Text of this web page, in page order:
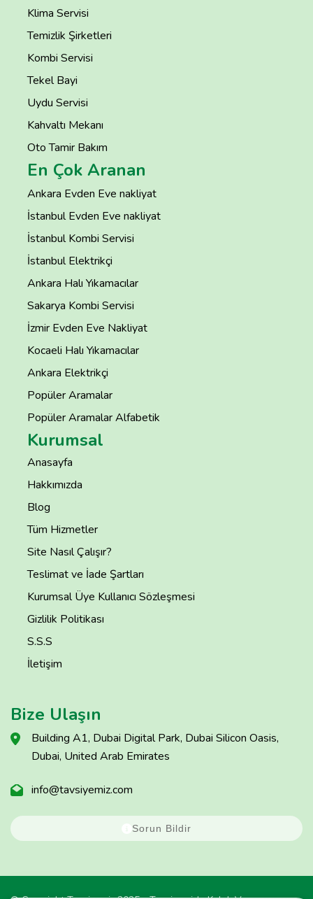
Klima Servisi
Temizlik Şirketleri
Kombi Servisi
Tekel Bayi
Uydu Servisi
Kahvaltı Mekanı
Oto Tamir Bakım
En Çok Aranan
Ankara Evden Eve nakliyat
İstanbul Evden Eve nakliyat
İstanbul Kombi Servisi
İstanbul Elektrikçi
Ankara Halı Yıkamacılar
Sakarya Kombi Servisi
İzmir Evden Eve Nakliyat
Kocaeli Halı Yıkamacılar
Ankara Elektrikçi
Popüler Aramalar
Popüler Aramalar Alfabetik
Kurumsal
Anasayfa
Hakkımızda
Blog
Tüm Hizmetler
Site Nasıl Çalışır?
Teslimat ve İade Şartları
Kurumsal Üye Kullanıcı Sözleşmesi
Gizlilik Politikası
S.S.S
İletişim
Bize Ulaşın
Building A1, Dubai Digital Park, Dubai Silicon Oasis,
Dubai, United Arab Emirates
info@tavsiyemiz.com
Sorun Bildir